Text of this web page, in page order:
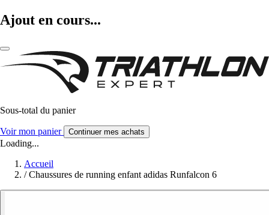
Ajout en cours...
Sous-total du panier
Voir mon panier Continuer mes achats
Loading...
Accueil
/ Chaussures de running enfant adidas Runfalcon 6